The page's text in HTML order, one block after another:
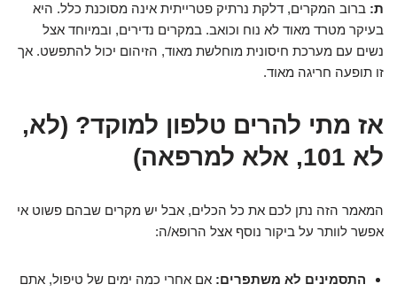
ת: ברוב המקרים, דלקת נרתיק פטרייתית אינה מסוכנת כלל. היא
בעיקר מטרד מאוד לא נוח וכואב. במקרים נדירים, ובמיוחד אצל
נשים עם מערכת חיסונית מוחלשת מאוד, הזיהום יכול להתפשט. אך
זו תופעה חריגה מאוד.
אז מתי להרים טלפון למוקד? (לא,
לא 101, אלא למרפאה)
המאמר הזה נתן לכם את כל הכלים, אבל יש מקרים שבהם פשוט אי
אפשר לוותר על ביקור נוסף אצל הרופא/ה:
התסמינים לא משתפרים: אם אחרי כמה ימים של טיפול, אתם